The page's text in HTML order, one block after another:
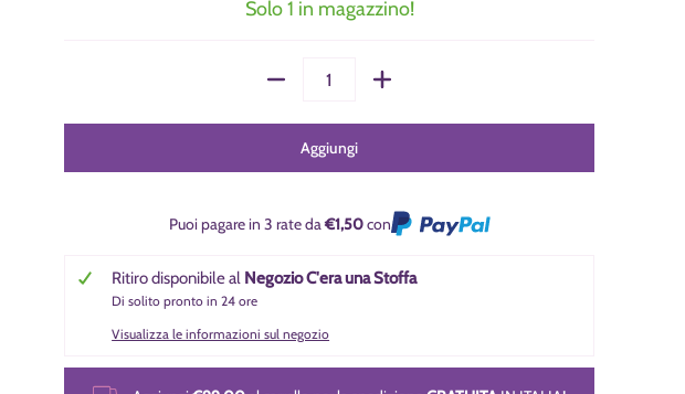
Solo 1 in magazzino!
Aggiungi
Puoi pagare in 3 rate da€1,50con
Ritiro disponibile al Negozio C'era una Stoffa
Di solito pronto in 24 ore
Visualizza le informazioni sul negozio